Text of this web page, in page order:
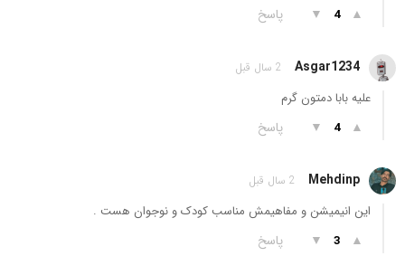
▲
4
▼ پاسخ
Asgar1234 2 سال قبل
علیه بابا دمتون گرم
▲
4
▼ پاسخ
Mehdinp 2 سال قبل
این انیمیشن و مفاهیمش مناسب کودک و نوجوان هست .
▲
3
▼ پاسخ